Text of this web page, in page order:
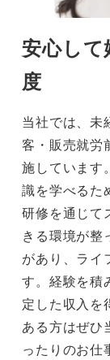
安心し
度
当社では、未
客・販売就労
施しています
識を学べるた
研修を通じて
きる環境が整
があり、ライ
す。経験を積
定した収入を
ある方はぜひ
ったりのお仕